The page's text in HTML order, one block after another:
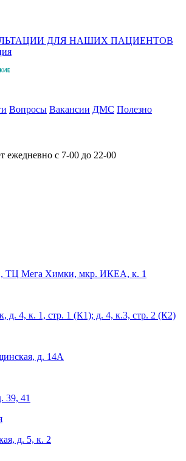
ДЛЯ НАШИХ ПАЦИЕНТОВ
Вопросы Вакансии ДМС Полезно
ежедневно с 7-00 до 22-00
ТЦ Мега Химки, мкр. ИКЕА, к. 1
д. 4, к. 1, стр. 1 (К1); д. 4, к.3, стр. 2 (К2)
д. 14А
39, 41
д. 5, к. 2